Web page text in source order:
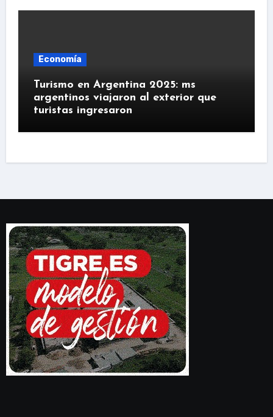
Economía
Turismo en Argentina 2025: ms
argentinos viajaron al exterior que
turistas ingresaron